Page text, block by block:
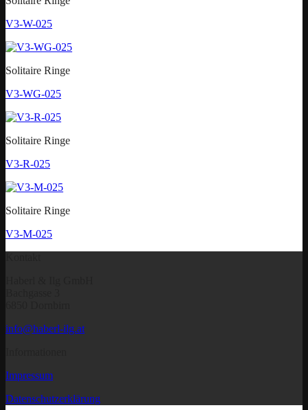
V3-W-025
Solitaire Ringe
V3-WG-025
Solitaire Ringe
V3-R-025
Solitaire Ringe
V3-M-025
info@haberl-ilg.at
Impressum
Datenschutzerklärung